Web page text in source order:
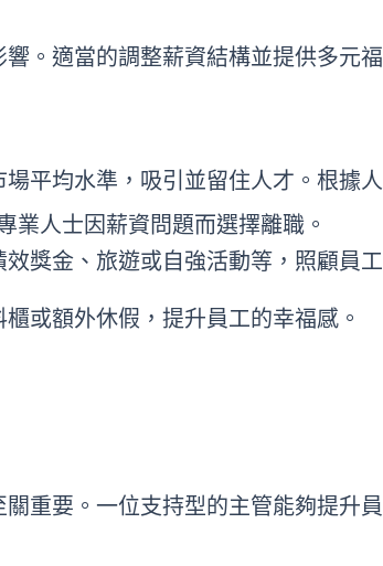
。適當的調整薪資結構並提供多元福
平均水準，吸引並留住人才。根據人
人士因薪資問題而選擇離職。
獎金、旅遊或自強活動等，照顧員工
或額外休假，提升員工的幸福感。
重要。一位支持型的主管能夠提升員